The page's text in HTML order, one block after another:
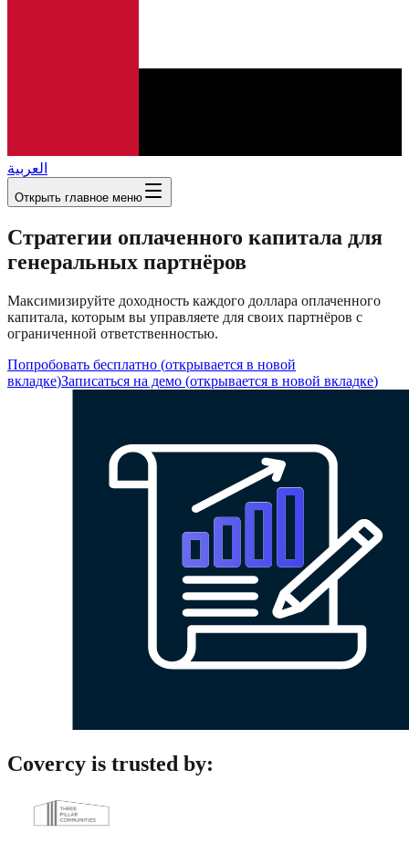
العربية
Открыть главное меню
Стратегии оплаченного капитала для
генеральных партнёров
Максимизируйте доходность каждого доллара оплаченного
капитала, которым вы управляете для своих партнёров с
ограниченной ответственностью.
Попробовать бесплатно (открывается в новой
вкладке)Записаться на демо (открывается в новой вкладке)
Covercy is trusted by: